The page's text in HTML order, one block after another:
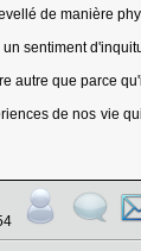
de manière
sentiment
autre que parce
de nos vie